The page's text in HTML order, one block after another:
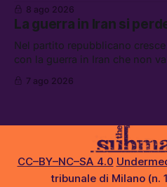
di difesa tra Arabia Saudita,
carburante irregolare, e un altro
8 ago 2026
La guerra in Iran si
Nel partito repubblicano cresce
con la guerra in Iran che non
lavoro, Schlein prova a mettere
7 ago 2026
CC–BY–NC–SA 4.0
tribunale di Milano (n.